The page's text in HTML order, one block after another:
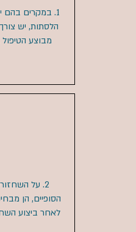
1. במקרים בהם
הלסתות, יש
מבוצע
2. על
הסופיים, הן
לאחר ביצוע